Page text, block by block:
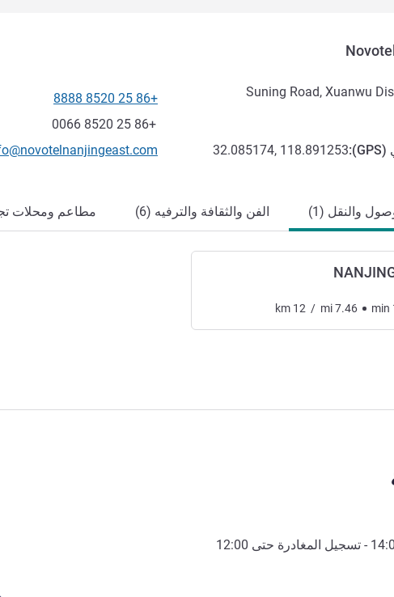
(
GPS
):
32.085174, 118.891253
الهاتف
+86 25 8520 8888
فاكس
+86 25 8520 0066
تواصل معنا عبر البريد
والنقل (1) الفن والثقافة والترفيه (6) مطاعم ومحلات
km 12 / mi7.46 min
- تسجيل المغادرة حتى 12:00